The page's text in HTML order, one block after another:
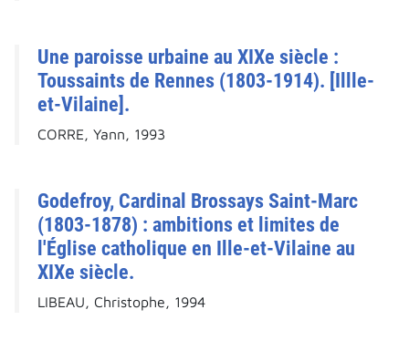
Une paroisse urbaine au XIXe siècle :
Toussaints de Rennes (1803-1914). [Illle-
et-Vilaine].
CORRE, Yann, 1993
Godefroy, Cardinal Brossays Saint-Marc
(1803-1878) : ambitions et limites de
l'Église catholique en Ille-et-Vilaine au
XIXe siècle.
LIBEAU, Christophe, 1994